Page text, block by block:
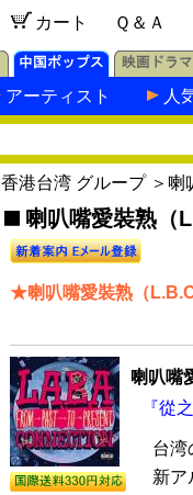
カート Ｑ＆Ａ
アーティスト 人
香港台湾 グループ＞喇
喇叭嘴愛裝熟（
★喇叭嘴愛裝熟（
喇叭嘴
『從
台湾
新ア